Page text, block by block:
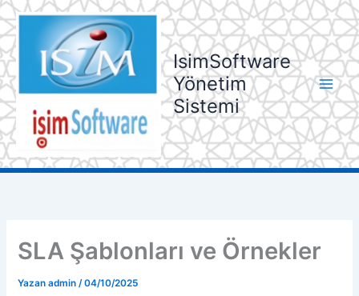
İçeriğe
atla
IsimSoftware
Yönetim
Sistemi
SLA Şablonları ve Örnekler
Yazan admin/04/10/2025